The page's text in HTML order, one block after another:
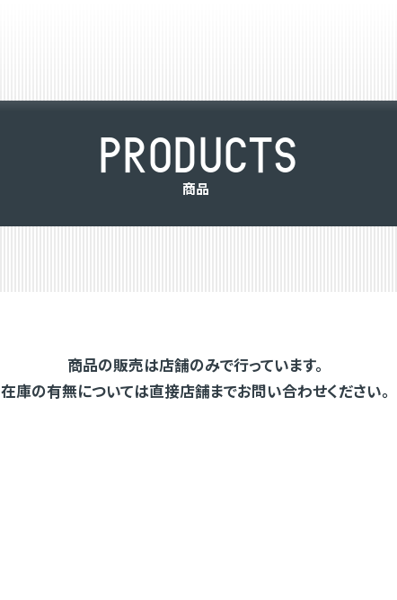
PRODUCTS
商品
商品の販売は店舗のみで行っています。
在庫の有無については直接店舗までお問い合わせください。